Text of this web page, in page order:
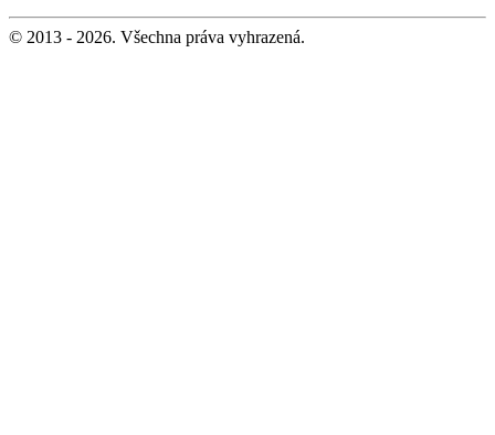
© 2013 - 2026. Všechna práva vyhrazená.